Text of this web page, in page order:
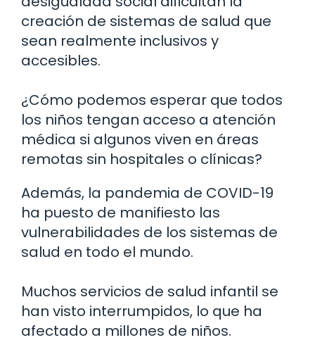
creación de sistemas de salud que
sean realmente inclusivos y
accesibles.
¿Cómo podemos esperar que todos
los niños tengan acceso a atención
médica si algunos viven en áreas
remotas sin hospitales o clínicas?
Además, la pandemia de COVID-19
ha puesto de manifiesto las
vulnerabilidades de los sistemas de
salud en todo el mundo.
Muchos servicios de salud infantil se
han visto interrumpidos, lo que ha
afectado a millones de niños.